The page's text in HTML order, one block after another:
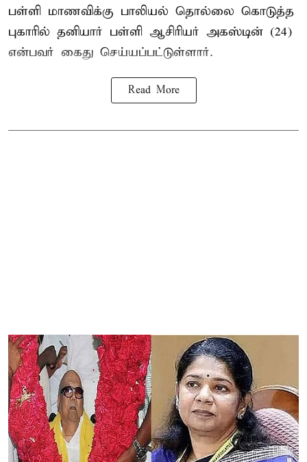
பள்ளி மாணவிக்கு பாலியல் தொல்லை கொடுத்த
புகாரில் தனியார் பள்ளி ஆசிரியர் அகஸ்டின் (24)
என்பவர் கைது செய்யப்பட்டுள்ளார்.
Read More